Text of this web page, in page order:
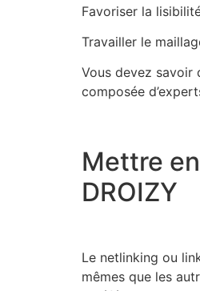
Favoriser la
Travailler le
Vous devez savoir
composée
Mettre
DROIZY
Le netlinking ou
mêmes que les